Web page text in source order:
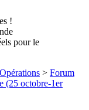
!
pour le
> Forum
(25 octobre-1er